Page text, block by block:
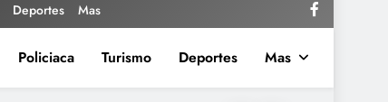
Deportes Mas
Policiaca Turismo Deportes Mas